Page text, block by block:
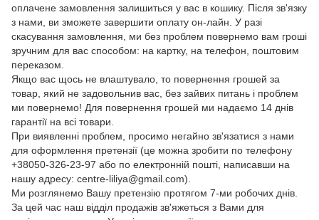
оплачене замовлення залишиться у вас в кошику. Після зв'язку
з нами, ви зможете завершити оплату он-лайн. У разі
скасування замовлення, ми без проблем повернемо вам гроші
зручним для вас способом: на картку, на телефон, поштовим
переказом.
Якщо вас щось не влаштувало, то повернення грошей за
товар, який не задовольнив вас, без зайвих питань і проблем
ми повернемо! Для повернення грошей ми надаємо 14 днів
гарантії на всі товари.
При виявленні проблем, просимо негайно зв'язатися з нами
для оформлення претензії (це можна зробити по телефону
+38050-326-23-97 або по електронній пошті, написавши на
нашу адресу: centre-liliya@gmail.com).
Ми розглянемо Вашу претензію протягом 7-ми робочих днів.
За цей час наш відділ продажів зв'яжеться з Вами для